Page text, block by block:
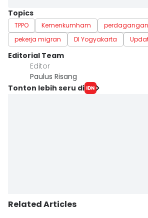
Topics
TPPO Kemenkumham
pekerja migran
DI Yogyakarta
Editorial Team
Editor
Paulus Risang
Tonton lebih seru di
Related Articles